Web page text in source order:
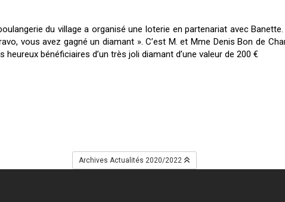
du village a organisé une loterie en partenariat avec
vous avez gagné un diamant ». C’est M. et Mme Denis Bon de
bénéficiaires d’un très joli diamant d’une valeur de 200 €
Archives Actualités 2020/2022